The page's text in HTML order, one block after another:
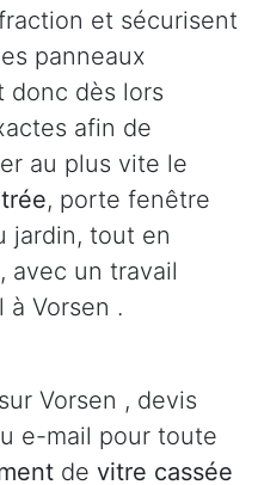
et sécurisent
panneaux
donc dès lors
afin de
au plus vite le
, porte fenêtre
jardin, tout en
avec un travail
Vorsen .
Vorsen , devis
e-mail pour toute
de vitre cassée